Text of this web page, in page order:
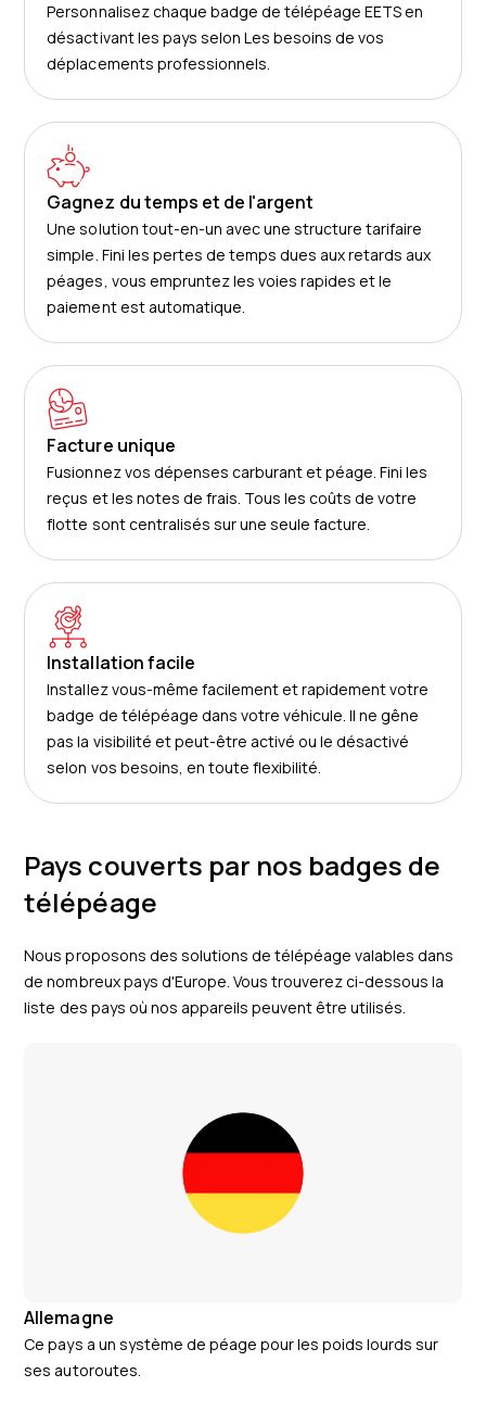
Personnalisez chaque badge de télépéage EETS en
désactivant les pays selon Les besoins de vos
déplacements professionnels.
Gagnez du temps et de l'argent
Une solution tout-en-un avec une structure tarifaire
simple. Fini les pertes de temps dues aux retards aux
péages, vous empruntez les voies rapides et le
paiement est automatique.
Facture unique
Fusionnez vos dépenses carburant et péage. Fini les
reçus et les notes de frais. Tous les coûts de votre
flotte sont centralisés sur une seule facture.
Installation facile
Installez vous-même facilement et rapidement votre
badge de télépéage dans votre véhicule. Il ne gêne
pas la visibilité et peut-être activé ou le désactivé
selon vos besoins, en toute flexibilité.
Pays couverts par nos badges de
télépéage
Nous proposons des solutions de télépéage valables dans
de nombreux pays d'Europe. Vous trouverez ci-dessous la
liste des pays où nos appareils peuvent être utilisés.
Allemagne
Ce pays a un système de péage pour les poids lourds sur
ses autoroutes.